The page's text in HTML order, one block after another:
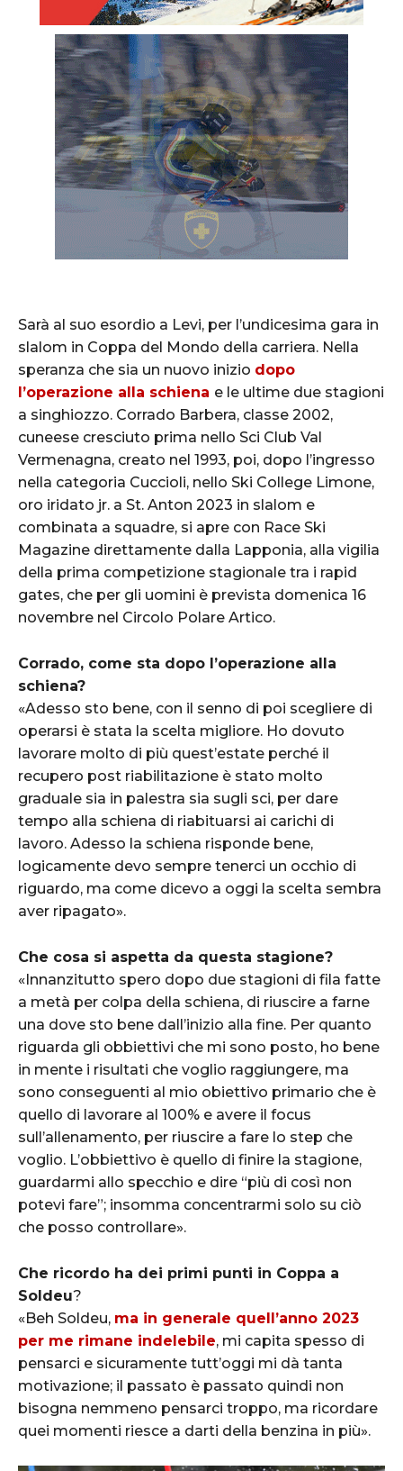
Sarà al suo esordio a Levi, per l’undicesima gara in
slalom in Coppa del Mondo della carriera. Nella
speranza che sia un nuovo inizio dopo
l’operazione alla schiena e le ultime due stagioni
a singhiozzo. Corrado Barbera, classe 2002,
cuneese cresciuto prima nello Sci Club Val
Vermenagna, creato nel 1993, poi, dopo l’ingresso
nella categoria Cuccioli, nello Ski College Limone,
oro iridato jr. a St. Anton 2023 in slalom e
combinata a squadre, si apre con Race Ski
Magazine direttamente dalla Lapponia, alla vigilia
della prima competizione stagionale tra i rapid
gates, che per gli uomini è prevista domenica 16
novembre nel Circolo Polare Artico.
Corrado, come sta dopo l’operazione alla
schiena?
«Adesso sto bene, con il senno di poi scegliere di
operarsi è stata la scelta migliore. Ho dovuto
lavorare molto di più quest’estate perché il
recupero post riabilitazione è stato molto
graduale sia in palestra sia sugli sci, per dare
tempo alla schiena di riabituarsi ai carichi di
lavoro. Adesso la schiena risponde bene,
logicamente devo sempre tenerci un occhio di
riguardo, ma come dicevo a oggi la scelta sembra
aver ripagato».
Che cosa si aspetta da questa stagione?
«Innanzitutto spero dopo due stagioni di fila fatte
a metà per colpa della schiena, di riuscire a farne
una dove sto bene dall’inizio alla fine. Per quanto
riguarda gli obbiettivi che mi sono posto, ho bene
in mente i risultati che voglio raggiungere, ma
sono conseguenti al mio obiettivo primario che è
quello di lavorare al 100% e avere il focus
sull’allenamento, per riuscire a fare lo step che
voglio. L’obbiettivo è quello di finire la stagione,
guardarmi allo specchio e dire “più di così non
potevi fare”; insomma concentrarmi solo su ciò
che posso controllare».
Che ricordo ha dei primi punti in Coppa a
Soldeu?
«Beh Soldeu, ma in generale quell’anno 2023
per me rimane indelebile, mi capita spesso di
pensarci e sicuramente tutt’oggi mi dà tanta
motivazione; il passato è passato quindi non
bisogna nemmeno pensarci troppo, ma ricordare
quei momenti riesce a darti della benzina in più».